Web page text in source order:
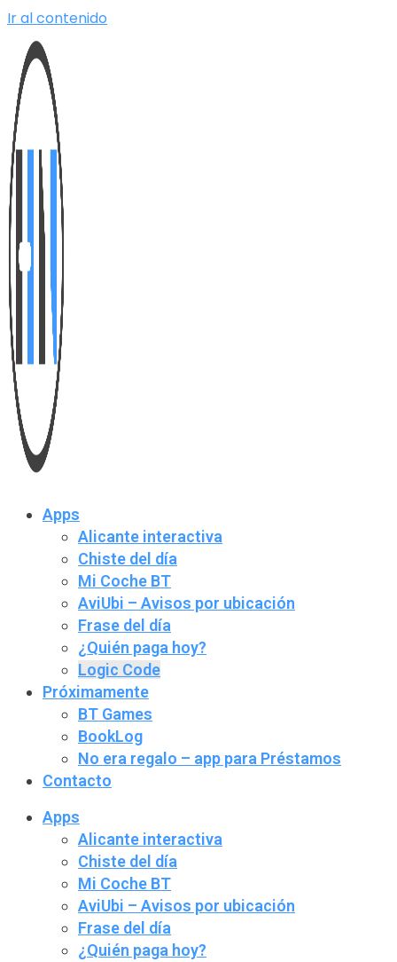
Ir al contenido
Apps
Alicante interactiva
Chiste del día
Mi Coche BT
AviUbi – Avisos por ubicación
Frase del día
¿Quién paga hoy?
Logic Code
Próximamente
BT Games
BookLog
No era regalo – app para Préstamos
Contacto
Apps
Alicante interactiva
Chiste del día
Mi Coche BT
AviUbi – Avisos por ubicación
Frase del día
¿Quién paga hoy?